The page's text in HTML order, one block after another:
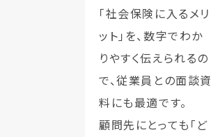
「社会保険に入るメリ
ット」を、数字でわか
りやすく伝えられるの
で、従業員との面談資
料にも最適です。
顧問先にとっても「ど